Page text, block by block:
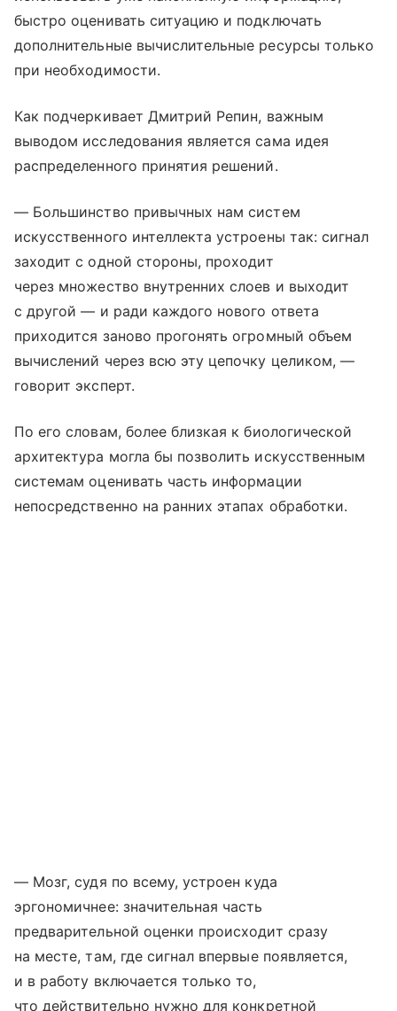
быстро оценивать ситуацию и подключать
дополнительные вычислительные ресурсы только
при необходимости.
Как подчеркивает Дмитрий Репин, важным
выводом исследования является сама идея
распределенного принятия решений.
— Большинство привычных нам систем
искусственного интеллекта устроены так: сигнал
заходит с одной стороны, проходит
через множество внутренних слоев и выходит
с другой — и ради каждого нового ответа
приходится заново прогонять огромный объем
вычислений через всю эту цепочку целиком, —
говорит эксперт.
По его словам, более близкая к биологической
архитектура могла бы позволить искусственным
системам оценивать часть информации
непосредственно на ранних этапах обработки.
— Мозг, судя по всему, устроен куда
эргономичнее: значительная часть
предварительной оценки происходит сразу
на месте, там, где сигнал впервые появляется,
и в работу включается только то,
что действительно нужно для конкретной